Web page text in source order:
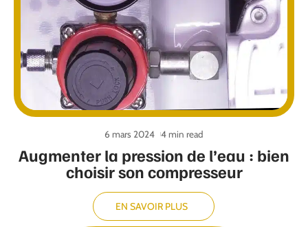
Augmenter la pression de l’eau : bien
choisir son compresseur
6 mars 2024 4 min read
EN SAVOIR PLUS